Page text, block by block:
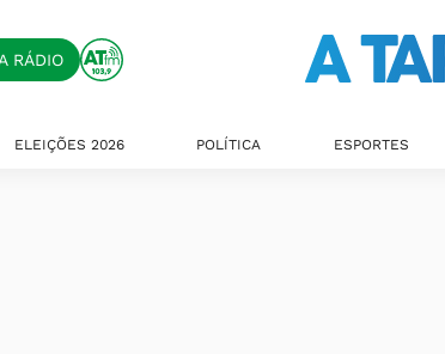
RÁDIO
ELEIÇÕES 2026 POLÍTICA ESPORTES